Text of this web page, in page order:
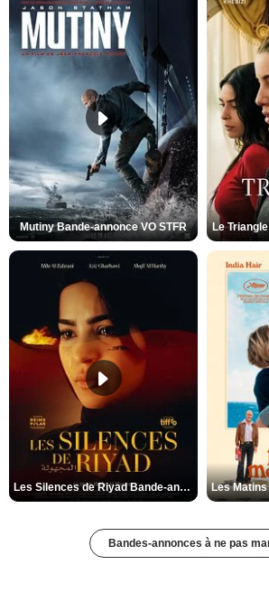
Mutiny Bande-annonce VO STFR Le
Les Silences de Riyad Bande-annonce VO STFR
Bandes-annonces à ne pas